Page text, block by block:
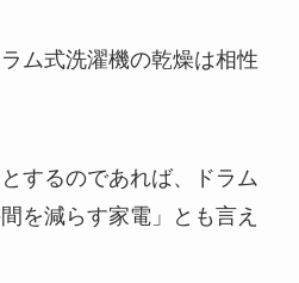
ム式洗濯機の乾燥は相性
するのであれば、ドラム
を減らす家電」とも言え